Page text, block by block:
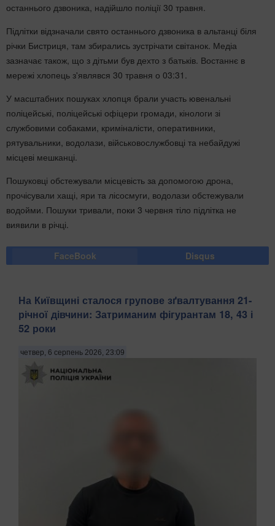
останнього дзвоника, надійшло поліції 30 травня.
Підлітки відзначали свято останнього дзвоника в альтанці біля
річки Бистриця, там збирались зустрічати світанок. Медіа
зазначає також, що з дітьми був дехто з батьків. Востаннє в
мережі хлопець з'являвся 30 травня о 03:31.
У масштабних пошуках хлопця брали участь ювенальні
поліцейські, поліцейські офіцери громади, кінологи зі
службовими собаками, криміналісти, оперативники,
рятувальники, водолази, військовослужбовці та небайдужі
місцеві мешканці.
Пошуковці обстежували місцевість за допомогою дрона,
прочісували хащі, яри та лісосмуги, водолази обстежували
водойми. Пошуки тривали, поки 3 червня тіло підлітка не
виявили в річці.
FaceBook Disqus
На Київщині сталося групове зґвалтування 21-
річної дівчини: Затриманим фігурантам 18, 43 і
52 роки
четвер, 6 серпень 2026, 23:09